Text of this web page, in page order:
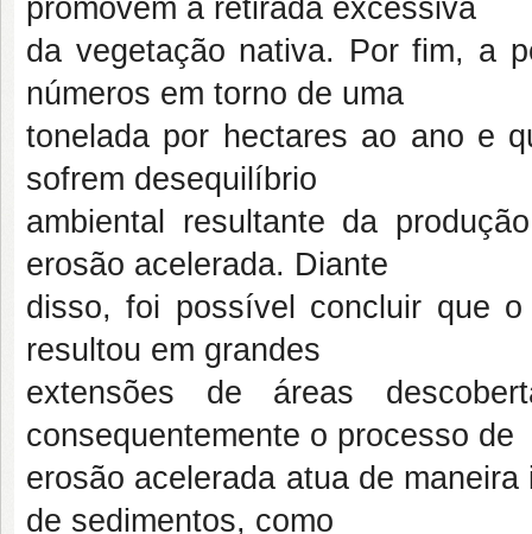
promovem a retirada excessiva
da vegetação nativa. Por fim, a
números em torno de uma
tonelada por hectares ao ano e
sofrem desequilíbrio
ambiental resultante da
erosão acelerada. Diante
disso, foi possível concluir que
resultou em grandes
extensões de áreas
consequentemente o processo de
erosão acelerada atua de
de sedimentos, como